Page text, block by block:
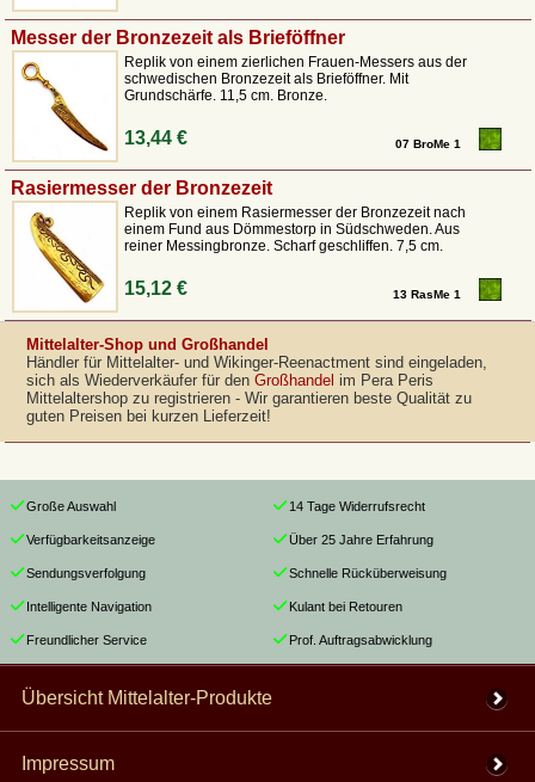
Messer der Bronzezeit als Brieföffner
Replik von einem zierlichen Frauen-Messers aus der
schwedischen Bronzezeit als Brieföffner. Mit
Grundschärfe. 11,5 cm. Bronze.
13,44 € 07 BroMe 1
Rasiermesser der Bronzezeit
Replik von einem Rasiermesser der Bronzezeit nach
einem Fund aus Dömmestorp in Südschweden. Aus
reiner Messingbronze. Scharf geschliffen. 7,5 cm.
15,12 € 13 RasMe 1
Mittelalter-Shop und Großhandel
Händler für Mittelalter- und Wikinger-Reenactment sind eingeladen,
sich als Wiederverkäufer für den Großhandel im Pera Peris
Mittelaltershop zu registrieren - Wir garantieren beste Qualität zu
guten Preisen bei kurzen Lieferzeit!
Große Auswahl
Verfügbarkeitsanzeige
Sendungsverfolgung
Intelligente Navigation
Freundlicher Service
14 Tage Widerrufsrecht
Über 25 Jahre Erfahrung
Schnelle Rücküberweisung
Kulant bei Retouren
Prof. Auftragsabwicklung
Übersicht Mittelalter-Produkte
Impressum